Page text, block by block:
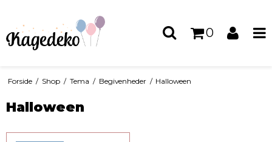
0
Forside / Shop / Tema / Begivenheder / Halloween
Halloween